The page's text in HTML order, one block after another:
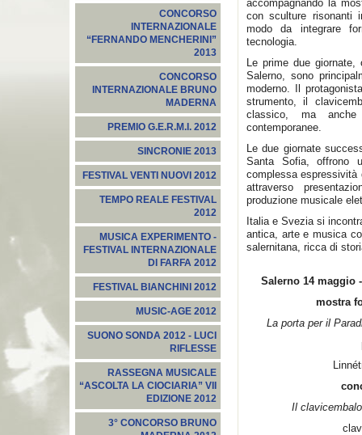
CONCORSO
INTERNAZIONALE
“FERNANDO MENCHERINI”
2013
CONCORSO
INTERNAZIONALE BRUNO
MADERNA
PREMIO G.E.R.M.I. 2012
SINCRONIE 2013
FESTIVAL VENTI NUOVI 2012
TEMPO REALE FESTIVAL
2012
MUSICA EXPERIMENTO -
FESTIVAL INTERNAZIONALE
DI FARFA 2012
FESTIVAL BIANCHINI 2012
MUSIC-AGE 2012
SUONO SONDA 2012 - LUCI
RIFLESSE
RASSEGNA MUSICALE
“ASCOLTA LA CIOCIARIA” VII
EDIZIONE 2012
3° CONCORSO BRUNO
accompagnando la
con sculture risonanti
modo da integrare
tecnologia.
Le prime due giornate,
Salerno, sono
moderno. Il
strumento, il
classico, ma anche
contemporanee.
Le due giornate
Santa Sofia, offrono
complessa espressività
attraverso
produzione musicale
Italia e Svezia si
antica, arte e musica
salernitana, ricca di
Salerno14 maggio -
mostra
La porta per il
Il